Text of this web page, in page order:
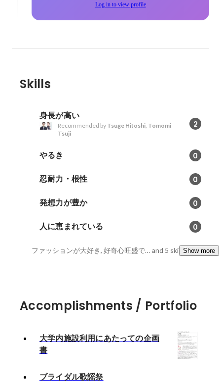
Log in to view profile
Skills
身長が高い
2
Recommended by Tsuge Hitoshi, Tomomi
Tsuji
やるき 0
忍耐力・根性 0
発想力が豊か 0
人に恵まれている 0
ファッションが大好き, 好奇心旺盛で熱量があります！, 負けず嫌いからくる追求力 and 5 skillsShow more
Accomplishments / Portfolio
大学内施設利用にあたっての企画
書
ブライダル歌謡祭